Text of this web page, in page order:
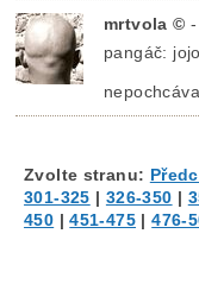
mrtvola © -
pangáč:
Zvolte stranu:
301-325 | 326-350 |
450 |451-475 |476-